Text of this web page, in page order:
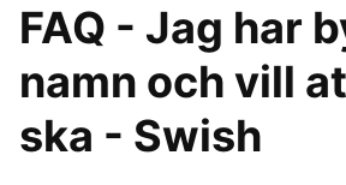
FAQ - Jag har
namn och vill
ska - Swish